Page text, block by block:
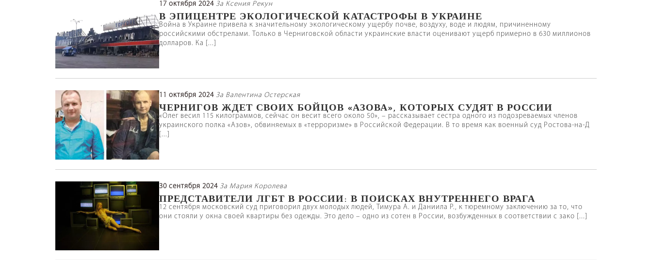
17 октября 2024 За Ксения Рекун
В ЭПИЦЕНТРЕ ЭКОЛОГИЧЕСКОЙ КАТАСТРОФЫ В УКРАИНЕ
Война в Украине привела к значительному экологическому ущербу почве, воздуху, воде и людям, причиненному
российскими обстрелами. Только в Черниговской области украинские власти оценивают ущерб примерно в 630 миллионов
долларов. Ка [...]
11 октября 2024 За Валентина Остерская
ЧЕРНИГОВ ЖДЕТ СВОИХ БОЙЦОВ «АЗОВА», КОТОРЫХ СУДЯТ В РОССИИ
«Олег весил 115 килограммов, сейчас он весит всего около 50», – рассказывает сестра одного из подозреваемых членов
украинского полка «Азов», обвиняемых в «терроризме» в Российской Федерации. В то время как военный суд Ростова-на-Д
[...]
30 сентября 2024 За Мария Королева
ПРЕДСТАВИТЕЛИ ЛГБТ В РОССИИ: В ПОИСКАХ ВНУТРЕННЕГО ВРАГА
12 сентября московский суд приговорил двух молодых людей, Тимура А. и Даниила Р., к тюремному заключению за то, что
они стояли у окна своей квартиры без одежды. Это дело – одно из сотен в России, возбужденных в соответствии с зако [...]